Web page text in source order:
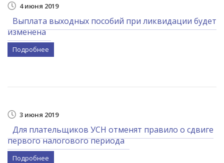
4 июня 2019
Выплата выходных пособий при ликвидации будет
изменена
Подробнее
3 июня 2019
Для плательщиков УСН отменят правило о сдвиге
первого налогового периода
Подробнее